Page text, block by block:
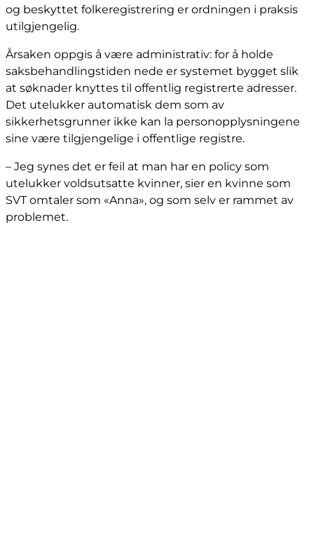
og beskyttet folkeregistrering er ordningen i praksis
utilgjengelig.
Årsaken oppgis å være administrativ: for å holde
saksbehandlingstiden nede er systemet bygget slik
at søknader knyttes til offentlig registrerte adresser.
Det utelukker automatisk dem som av
sikkerhetsgrunner ikke kan la personopplysningene
sine være tilgjengelige i offentlige registre.
– Jeg synes det er feil at man har en policy som
utelukker voldsutsatte kvinner, sier en kvinne som
SVT omtaler som «Anna», og som selv er rammet av
problemet.